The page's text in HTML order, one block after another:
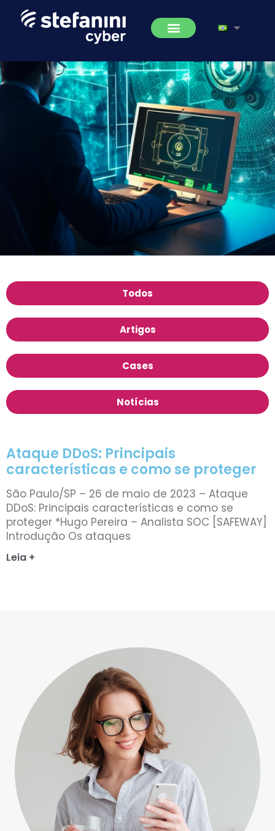
Todos
Artigos
Cases
Notícias
Ataque DDoS: Principais
características e como se proteger
São Paulo/SP – 26 de maio de 2023 – Ataque
DDoS: Principais características e como se
proteger *Hugo Pereira – Analista SOC [SAFEWAY]
Introdução Os ataques
Leia +